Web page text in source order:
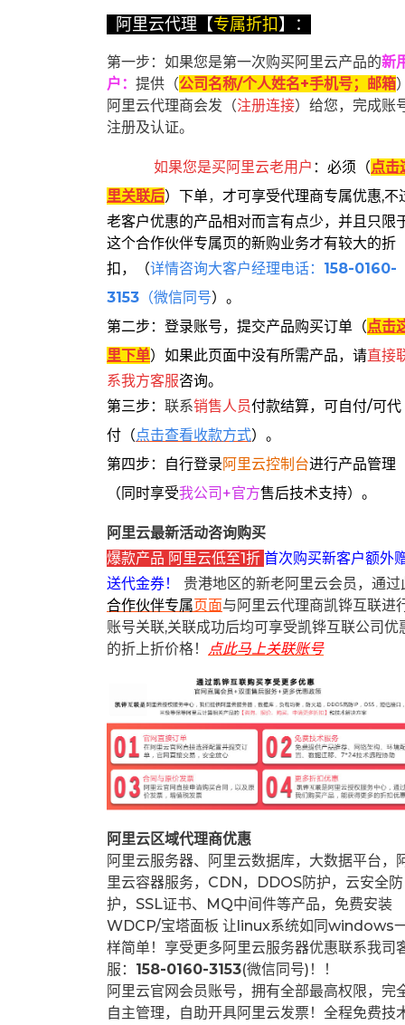
阿里云代理【专属折扣】：
第一步：如果您是第一次购买阿里云产品的新
户 ： 提供（公司名称/个人姓名+手机号；邮箱）
阿里云代理商会发（注册连接）给您，完成账
注册及认证。
如果您是买阿里云老用户 ： 必须 （点击
里关联后） 下单， 才可享受代理商专属优惠,不
老客户优惠的产品相对而言有点少，并且只限
这个合作伙伴专属页的新购业务才有较大的折
扣，
（详情咨询大客户经理电话： 158-0160-
3153 （微信同号）。
第二步：登录账号，提交产品购买订单（点击
里下单） 如果此页面中没有所需产品，请直接
系我方客服咨询。
第三步： 联系销售人员付款结算，可自付/可代
付（点击查看收款方式）。
第四步：自行登录 阿里云控制台进行产品管理
（同时享受我公司+官方售后技术支持）。
阿里云最新活动咨询购买
爆款产品 阿里云低至1折 首次购买新客户额外
送代金券！
贵港地区的新老阿里云会员，通过
合作伙伴专属页面与阿里云代理商凯铧互联进
账号关联,关联成功后均可享受凯铧互联公司优
的折上折价格！ 点此马上关联账号
阿里云区域代理商优惠
阿里云服务器、阿里云数据库，大数据平台，
里云容器服务，CDN，DDOS防护，云安全防
护，SSL证书、MQ中间件等产品，免费安装
WDCP/宝塔面板 让 linux系统如同windows
样简单！享受更多阿里云服务器优惠联系我司
服： 158-0160-3153(微信同号)！！
阿里云官网会员账号，拥有全部最高权限，完
自主管理，自助开具阿里云发票！全程免费技